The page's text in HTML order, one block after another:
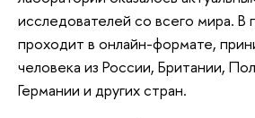
исследователей со всего мира. В
проходит в онлайн-формате,
человека из России, Британии,
Германии и других стран.